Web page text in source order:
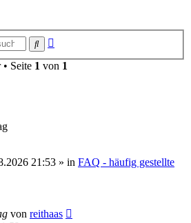
Suche
Seite 1 von 1
21:53 » in FAQ - häufig gestellte
von reithaas